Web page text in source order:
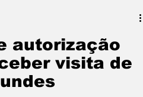
autorização
visita de